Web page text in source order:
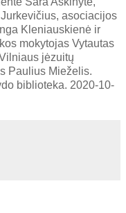
asociacijos
Kleniauskienė ir
mokytojas Vytautas
jėzuitų
Paulius Mieželis.
biblioteka. 2020-10-